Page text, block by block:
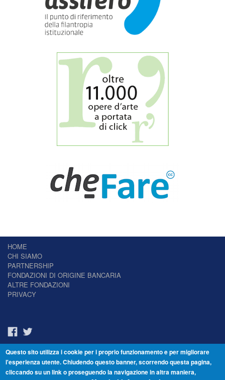
HOME
CHI SIAMO
PARTNERSHIP
FONDAZIONI DI ORIGINE BANCARIA
ALTRE FONDAZIONI
PRIVACY
Il Giornale delle Fondazioni - Periodico telematico
Reg. Tribunale n.7 del 22/07/2014 – ISSN 2421-2466
© Fondazione Venezia 2000 - Dorsoduro 3488/U - 30123 Venezia - Italia -
Questo sito utilizza i cookie per i proprio funzionamento e per migliorare
l'esperienza utente. Chiudendo questo banner, scorrendo questa pagina,
cliccando su un link o proseguendo la navigazione in altra maniera,